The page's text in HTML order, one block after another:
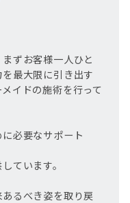
ずお客様一人ひと
最大限に引き出す
イドの施術を行って
必要なサポート
ています。
るべき姿を取り戻